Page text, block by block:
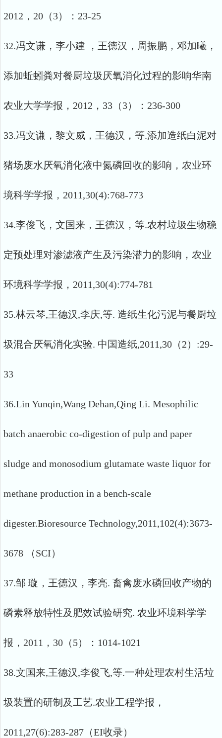
2012，20（3）：23-25
32.冯文谦，李小建 ，王德汉，周振鹏，邓加曦，
添加蚯蚓粪对餐厨垃圾厌氧消化过程的影响华南
农业大学学报，2012，33（3）：236-300
33.冯文谦，黎文威，王德汉，等.添加造纸白泥对
猪场废水厌氧消化液中氮磷回收的影响，农业环
境科学学报，2011,30(4):768-773
34.李俊飞，文国来，王德汉，等.农村垃圾生物稳
定预处理对渗滤液产生及污染潜力的影响，农业
环境科学学报，2011,30(4):774-781
35.林云琴,王德汉,李庆,等. 造纸生化污泥与餐厨垃
圾混合厌氧消化实验. 中国造纸,2011,30（2）:29-
33
36.Lin Yunqin,Wang Dehan,Qing Li. Mesophilic
batch anaerobic co-digestion of pulp and paper
sludge and monosodium glutamate waste liquor for
methane production in a bench-scale
digester.Bioresource Technology,2011,102(4):3673-
3678 （SCI）
37.邹 璇，王德汉，李亮. 畜禽废水磷回收产物的
磷素释放特性及肥效试验研究. 农业环境科学学
报，2011，30（5）：1014-1021
38.文国来,王德汉,李俊飞,等.一种处理农村生活垃
圾装置的研制及工艺.农业工程学报，
2011,27(6):283-287（EI收录）